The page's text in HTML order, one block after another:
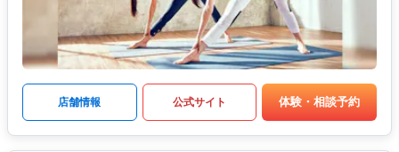
店舗情報 公式サイト 体験・相談予約